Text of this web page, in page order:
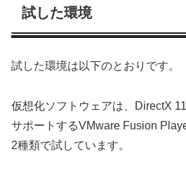
試した環境
試した環境は以下のとおりです。
仮想化ソフトウェアは、DirectX
サポートするVMware Fusion
2種類で試しています。